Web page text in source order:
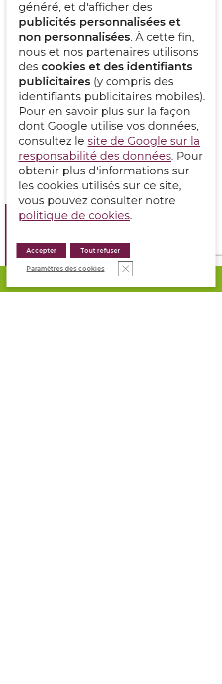
Lieu/ Loire-Atlantique
Design
/ MOUCHET PAYSAGE
Produit/ Ardoise Fuji
généré, et d'afficher des
publicités personnalisées et
non personnalisées. À cette fin,
nous et nos partenaires utilisons
des cookies et des identifiants
publicitaires (y compris des
identifiants publicitaires mobiles).
Pour en savoir plus sur la façon
dont Google utilise vos données,
consultez le site de Google sur la
responsabilité des données. Pour
obtenir plus d'informations sur
les cookies utilisés sur ce site,
vous pouvez consulter notre
politique de cookies.
Accepter Tout refuser
Paramètres des cookies Fermer la bannière des
DEMANDEZ VOTRE DEVIS